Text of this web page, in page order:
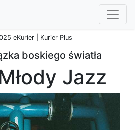
eKurier | Kurier Plus
boskiego światła
Jazz